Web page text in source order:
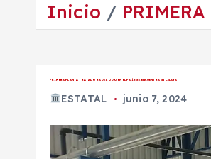
Inicio PRIMERA
PRIMERA PLANTA TRATADORA DE LODO EN EL PAÍS SE ENCUENTRA EN CELAYA
ESTATAL junio 7, 2024